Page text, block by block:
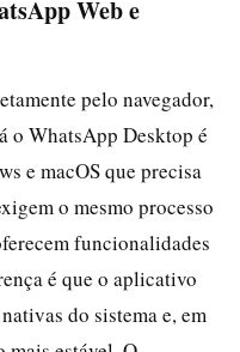
Web e
pelo navegador,
o WhatsApp Desktop é
e macOS que precisa
o mesmo processo
funcionalidades
é que o aplicativo
do sistema e, em